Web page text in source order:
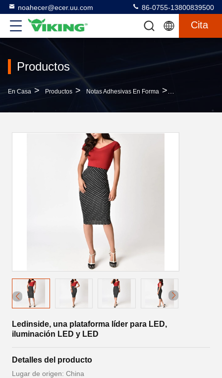
noahecer@ecer.uu.com 86-0755-13800839500
Cita
Productos
En Casa > Productos > Notas Adhesivas En Forma >
Ledinside, una plataforma líder para LED,
iluminación LED y LED
Detalles del producto
Lugar de origen: China